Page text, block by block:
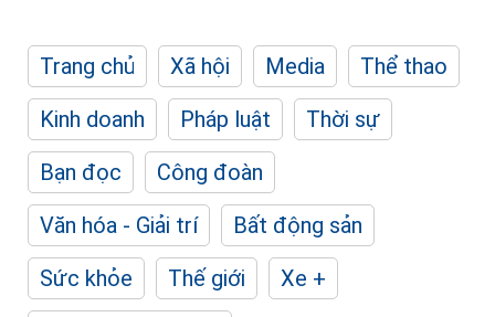
Trang chủ Xã hội Media
Thể thao
Kinh doanh
Pháp luật
Thời sự
Bạn đọc
Công đoàn
Văn hóa - Giải trí
Bất động sản
Sức khỏe
Thế giới
Xe +